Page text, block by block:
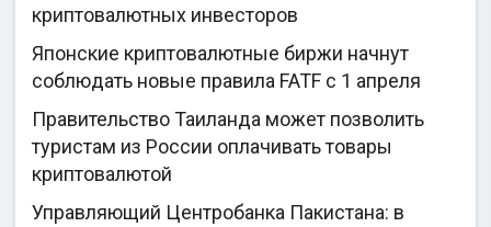
криптовалютных инвесторов
Японские криптовалютные биржи начнут
соблюдать новые правила FATF с 1 апреля
Правительство Таиланда может позволить
туристам из России оплачивать товары
криптовалютой
Управляющий Центробанка Пакистана: в